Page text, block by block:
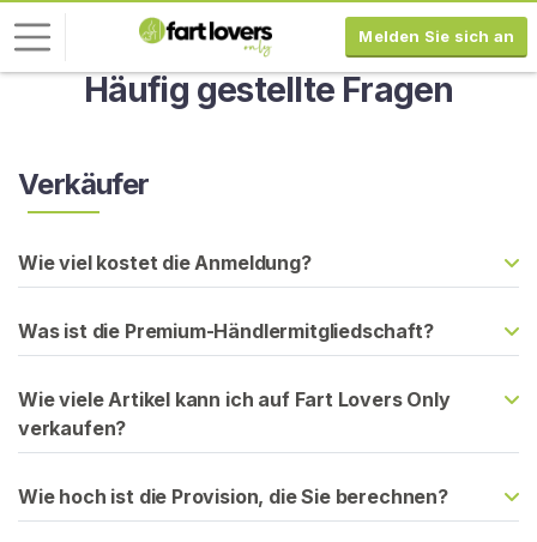
Melden Sie sich an
Häufig gestellte Fragen
Verkäufer
Wie viel kostet die Anmeldung?
Was ist die Premium-Händlermitgliedschaft?
Wie viele Artikel kann ich auf Fart Lovers Only
verkaufen?
Wie hoch ist die Provision, die Sie berechnen?
g
n
E
G
S
T
R
E
R
E